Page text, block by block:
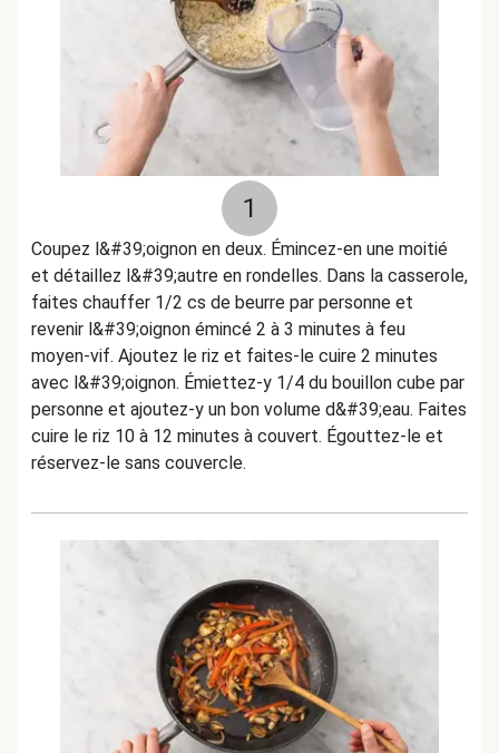
1
Coupez l&#39;oignon en deux. Émincez-en une moitié
et détaillez l&#39;autre en rondelles. Dans la casserole,
faites chauffer 1/2 cs de beurre par personne et
revenir l&#39;oignon émincé 2 à 3 minutes à feu
moyen-vif. Ajoutez le riz et faites-le cuire 2 minutes
avec l&#39;oignon. Émiettez-y 1/4 du bouillon cube par
personne et ajoutez-y un bon volume d&#39;eau. Faites
cuire le riz 10 à 12 minutes à couvert. Égouttez-le et
réservez-le sans couvercle.